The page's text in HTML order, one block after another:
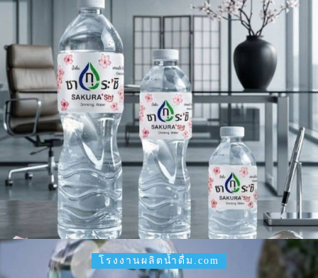
โรงงานผลิตน้ำดื่ม.com